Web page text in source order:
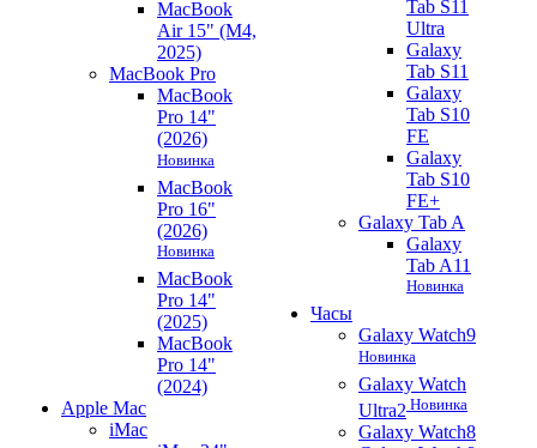
MacBook
Air 15" (M4,
2025)
MacBook Pro
MacBook
Pro 14"
(2026)
Новинка
MacBook
Pro 16"
(2026)
Новинка
MacBook
Pro 14"
(2025)
MacBook
Pro 14"
(2024)
Apple Mac
iMac
Tab S11
Ultra
Galaxy
Tab S11
Galaxy
Tab S10
FE
Galaxy
Tab S10
FE+
Galaxy Tab A
Galaxy
Tab A11
Новинка
Часы
Galaxy Watch9
Новинка
Galaxy Watch
Ultra2 Новинка
Galaxy Watch8